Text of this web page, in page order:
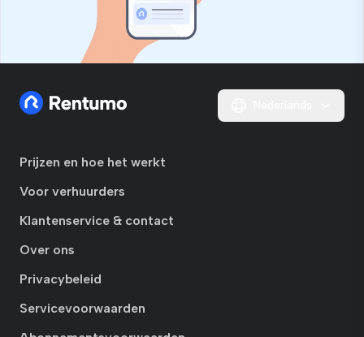
Prijzen en hoe het werkt
Voor verhuurders
Klantenservice & contact
Over ons
Privacybeleid
Servicevoorwaarden